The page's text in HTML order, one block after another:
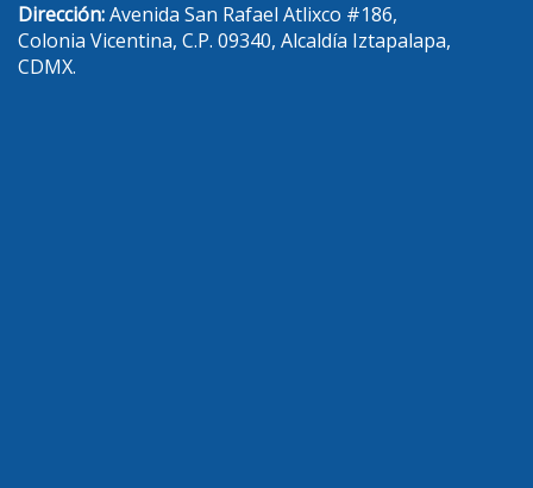
Dirección:Avenida San Rafael Atlixco #186,
Colonia Vicentina, C.P. 09340, Alcaldía Iztapalapa,
CDMX.